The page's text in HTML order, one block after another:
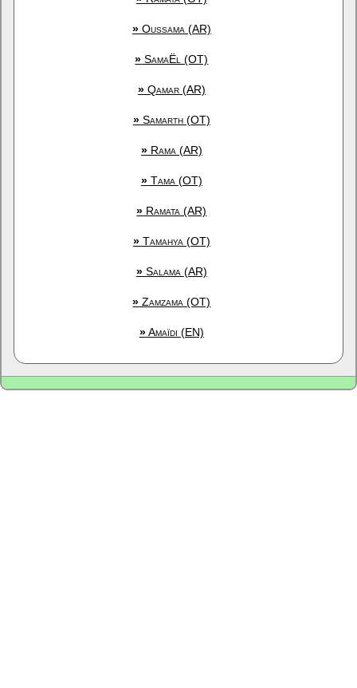
»Oussama (AR)
» SamaËl (OT)
»Qamar (AR)
»Samarth (OT)
»Rama (AR)
»Tama (OT)
» Ramata (AR)
»Tamahya (OT)
»Salama (AR)
» Zamzama (OT)
»Amaïdi (EN)